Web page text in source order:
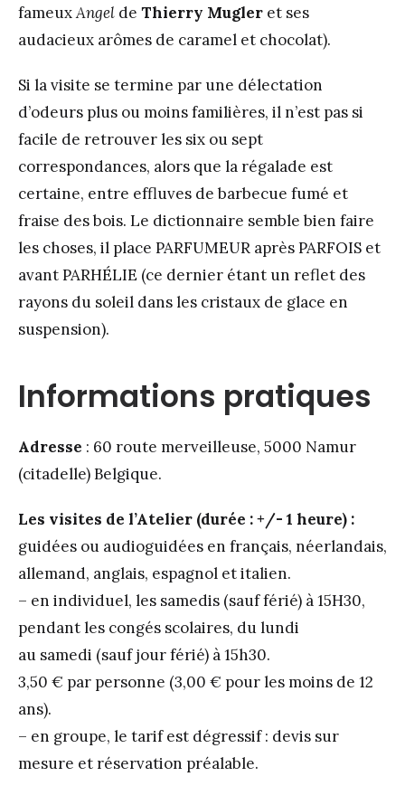
fameuxAngel de Thierry Mugler et ses
audacieux arômes de caramel et chocolat).
Si la visite se termine par une délectation
d’odeurs plus ou moins familières, il n’est pas si
facile de retrouver les six ou sept
correspondances, alors que la régalade est
certaine, entre effluves de barbecue fumé et
fraise des bois. Le dictionnaire semble bien faire
les choses, il place PARFUMEUR après PARFOIS et
avant PARHÉLIE (ce dernier étant un reflet des
rayons du soleil dans les cristaux de glace en
suspension).
Informations pratiques
Adresse : 60 route merveilleuse, 5000 Namur
(citadelle) Belgique.
Les visites de l’Atelier (durée : +/- 1 heure) :
guidées ou audioguidées en français, néerlandais,
allemand, anglais, espagnol et italien.
– en individuel, les samedis (sauf férié) à 15H30,
pendant les congés scolaires, du lundi
au samedi (sauf jour férié) à 15h30.
3,50 € par personne (3,00 € pour les moins de 12
ans).
– en groupe, le tarif est dégressif : devis sur
mesure et réservation préalable.